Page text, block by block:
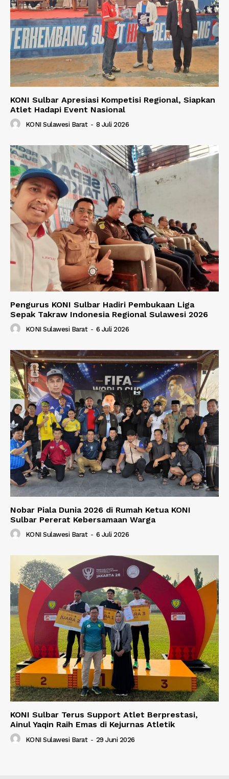
KONI Sulbar Apresiasi Kompetisi Regional, Siapkan
Atlet Hadapi Event Nasional
KONI Sulawesi Barat - 8 Juli 2026
Pengurus KONI Sulbar Hadiri Pembukaan Liga
Sepak Takraw Indonesia Regional Sulawesi 2026
KONI Sulawesi Barat - 6 Juli 2026
Nobar Piala Dunia 2026 di Rumah Ketua KONI
Sulbar Pererat Kebersamaan Warga
KONI Sulawesi Barat - 6 Juli 2026
KONI Sulbar Terus Support Atlet Berprestasi,
Ainul Yaqin Raih Emas di Kejurnas Atletik
KONI Sulawesi Barat - 29 Juni 2026